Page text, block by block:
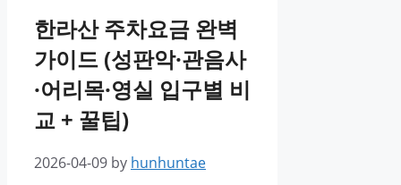
한라산 주차요금 완벽
가이드 (성판악·관음사
·어리목·영실 입구별 비
교 + 꿀팁)
2026-04-09 by hunhuntae